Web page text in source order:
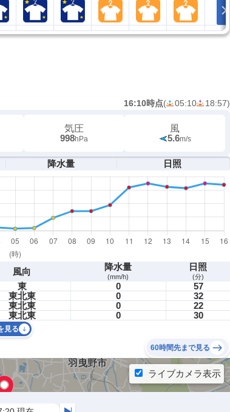
16:10時点( 05:10 18:57)
気圧
998hPa
風
5.6m/s
降水量 日照
風向 降水量
(mm/h)
日照
(分)
東 0
57
東北東 0
32
東北東 0
22
東北東 0 30
見る
60時間先まで見る